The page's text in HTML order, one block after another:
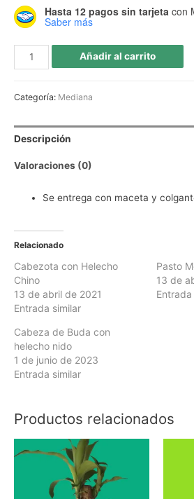
Hasta 12 pagos sin tarjeta con
Saber más
Añadir al carrito
Categoría: Mediana
Descripción
Valoraciones (0)
Se entrega con maceta y
Relacionado
Cabezota con Helecho
Chino
13 de abril de 2021
Entrada similar
Pasto
13 de
Cabeza de Buda con
helecho nido
1 de junio de 2023
Entrada similar
Productos relacionados